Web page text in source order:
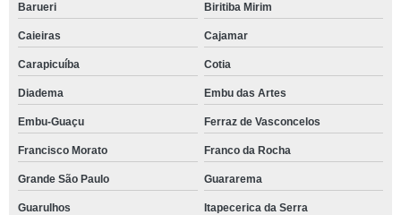
Barueri Biritiba Mirim
Caieiras Cajamar
Carapicuíba Cotia
Diadema Embu das Artes
Embu-Guaçu Ferraz de Vasconcelos
Francisco Morato Franco da Rocha
Grande São Paulo Guararema
Guarulhos Itapecerica da Serra